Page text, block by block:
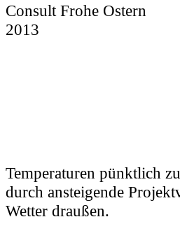
Temperaturen pünktlich
durch ansteigende
Wetter draußen.